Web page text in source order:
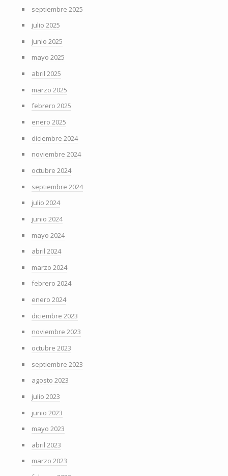
septiembre 2025
julio 2025
junio 2025
mayo 2025
abril 2025
marzo 2025
febrero 2025
enero 2025
diciembre 2024
noviembre 2024
octubre 2024
septiembre 2024
julio 2024
junio 2024
mayo 2024
abril 2024
marzo 2024
febrero 2024
enero 2024
diciembre 2023
noviembre 2023
octubre 2023
septiembre 2023
agosto 2023
julio 2023
junio 2023
mayo 2023
abril 2023
marzo 2023